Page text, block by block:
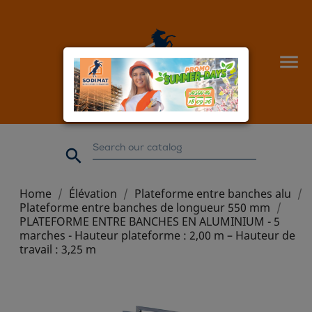


Home Élévation
Plateforme entre banches alu
Plateforme entre banches de longueur 550 mm
PLATEFORME ENTRE BANCHES EN ALUMINIUM - 5
marches - Hauteur plateforme : 2,00 m – Hauteur de
travail : 3,25 m